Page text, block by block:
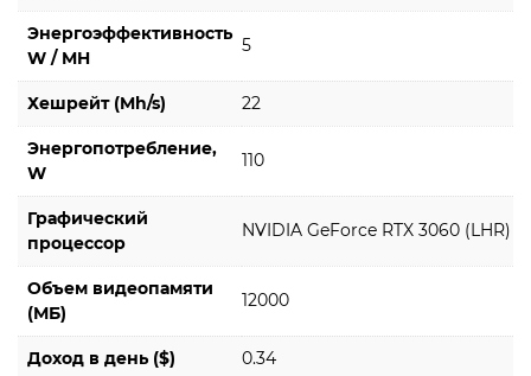
Энергоэффективность
W / MH
5
Хешрейт (Mh/s) 22
Энергопотребление,
W
110
Графический
процессор
NVIDIA GeForce RTX 3060 (LHR)
Объем видеопамяти
(МБ)
12000
Доход в день ($) 0.34